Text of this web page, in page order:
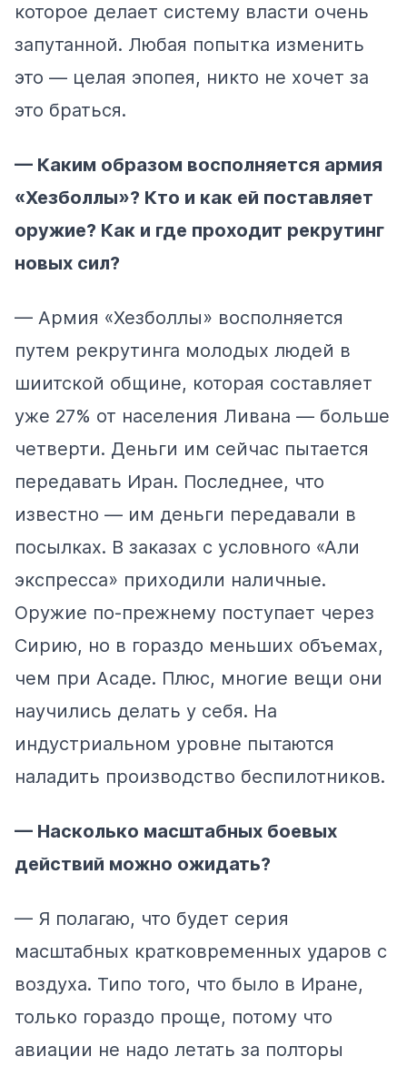
которое делает систему власти очень
запутанной. Любая попытка изменить
это — целая эпопея, никто не хочет за
это браться.
— Каким образом восполняется армия
«Хезболлы»? Кто и как ей поставляет
оружие? Как и где проходит рекрутинг
новых сил?
— Армия «Хезболлы» восполняется
путем рекрутинга молодых людей в
шиитской общине, которая составляет
уже 27% от населения Ливана — больше
четверти. Деньги им сейчас пытается
передавать Иран. Последнее, что
известно — им деньги передавали в
посылках. В заказах с условного «Али
экспресса» приходили наличные.
Оружие по-прежнему поступает через
Сирию, но в гораздо меньших объемах,
чем при Асаде. Плюс, многие вещи они
научились делать у себя. На
индустриальном уровне пытаются
наладить производство беспилотников.
— Насколько масштабных боевых
действий можно ожидать?
— Я полагаю, что будет серия
масштабных кратковременных ударов с
воздуха. Типо того, что было в Иране,
только гораздо проще, потому что
авиации не надо летать за полторы